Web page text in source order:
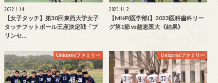
2022.1.14
【女子タッチ】第30回東西大学女子
タッチフットボール王座決定戦「プ
リンセ…
2023.11.2
【MNP(医学部)】2023医科歯科リー
グ第1節 vs慈恵医大《結果》
Unicornsファミリー Unicornsファミリー